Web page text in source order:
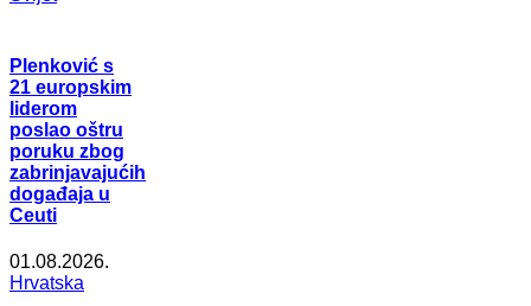
Plenković s
21 europskim
liderom
poslao oštru
poruku zbog
zabrinjavajućih
događaja u
Ceuti
01.08.2026.
Hrvatska